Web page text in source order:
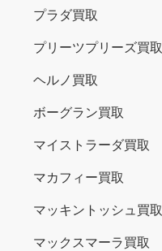
プラダ買取
プリーツプリーズ買取
ヘルノ買取
ボーグラン買取
マイストラーダ買取
マカフィー買取
マッキントッシュ買取
マックスマーラ買取